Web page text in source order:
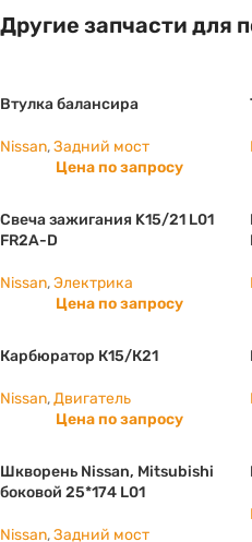
Другие запчасти для
Втулка балансира
Nissan,Задний мост
Цена по запросу
Свеча зажигания K15/21 L01
FR2A-D
Nissan,Электрика
Цена по запросу
Карбюратор К15/К21
Nissan,Двигатель
Цена по запросу
Шкворень Nissan, Mitsubishi
боковой 25*174 L01
Nissan,Задний мост